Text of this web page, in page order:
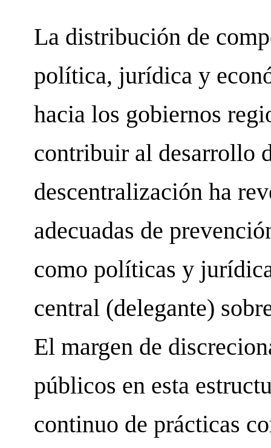
La distribución de
política, jurídica y
hacia los gobiernos
contribuir al desarrollo
descentralización ha
adecuadas de
como políticas y
central (delegante)
El margen de
públicos en esta
continuo de prácticas